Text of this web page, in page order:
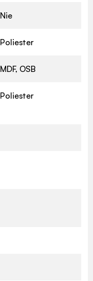
Nie
Poliester
MDF, OSB
Poliester